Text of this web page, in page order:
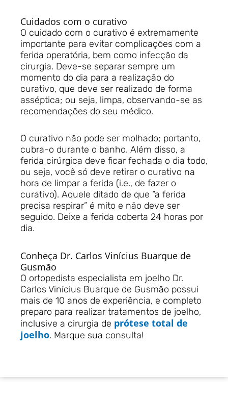
Cuidados com o curativo
O cuidado com o curativo é extremamente
importante para evitar complicações com a
ferida operatória, bem como infecção da
cirurgia. Deve-se separar sempre um
momento do dia para a realização do
curativo, que deve ser realizado de forma
asséptica; ou seja, limpa, observando-se as
recomendações do seu médico.
O curativo não pode ser molhado; portanto,
cubra-o durante o banho. Além disso, a
ferida cirúrgica deve ficar fechada o dia todo,
ou seja, você só deve retirar o curativo na
hora de limpar a ferida (i.e., de fazer o
curativo). Aquele ditado de que “a ferida
precisa respirar” é mito e não deve ser
seguido. Deixe a ferida coberta 24 horas por
dia.
Conheça Dr. Carlos Vinícius Buarque de
Gusmão
O ortopedista especialista em joelho Dr.
Carlos Vinícius Buarque de Gusmão possui
mais de 10 anos de experiência, e completo
preparo para realizar tratamentos de joelho,
inclusive a cirurgia de prótese total de
joelho. Marque sua consulta!